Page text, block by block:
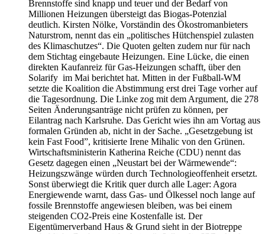
Brennstoffe sind knapp und teuer und der Bedarf von
Millionen Heizungen übersteigt das Biogas-Potenzial
deutlich. Kirsten Nölke, Vorständin des Ökostromanbieters
Naturstrom, nennt das ein „politisches Hütchenspiel zulasten
des Klimaschutzes“. Die Quoten gelten zudem nur für nach
dem Stichtag eingebaute Heizungen. Eine Lücke, die einen
direkten Kaufanreiz für Gas-Heizungen schafft, über den
Solarify im Mai berichtet hat. Mitten in der Fußball-WM
setzte die Koalition die Abstimmung erst drei Tage vorher auf
die Tagesordnung. Die Linke zog mit dem Argument, die 278
Seiten Änderungsanträge nicht prüfen zu können, per
Eilantrag nach Karlsruhe. Das Gericht wies ihn am Vortag aus
formalen Gründen ab, nicht in der Sache. „Gesetzgebung ist
kein Fast Food”, kritisierte Irene Mihalic von den Grünen.
Wirtschaftsministerin Katherina Reiche (CDU) nennt das
Gesetz dagegen einen „Neustart bei der Wärmewende“:
Heizungszwänge würden durch Technologieoffenheit ersetzt.
Sonst überwiegt die Kritik quer durch alle Lager: Agora
Energiewende warnt, dass Gas- und Ölkessel noch lange auf
fossile Brennstoffe angewiesen bleiben, was bei einem
steigenden CO2-Preis eine Kostenfalle ist. Der
Eigentümerverband Haus & Grund sieht in der Biotreppe